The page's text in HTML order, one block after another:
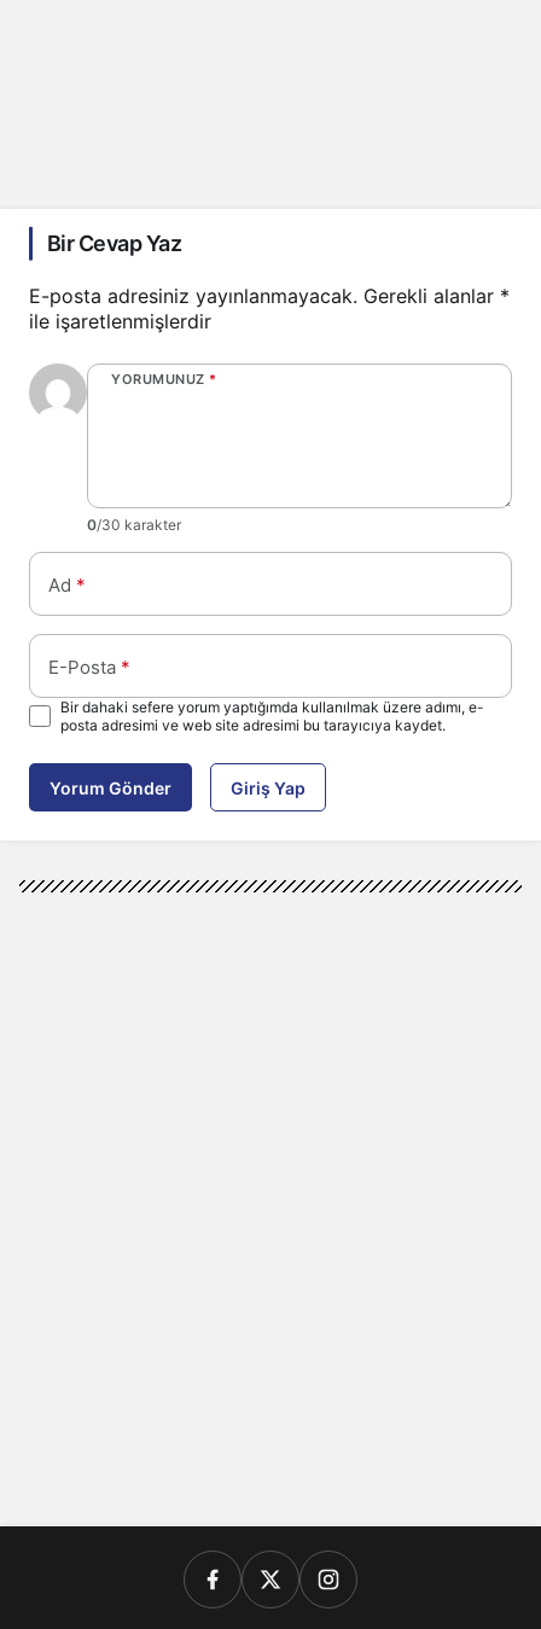
Bir Cevap Yaz
E-posta adresiniz yayınlanmayacak. Gerekli alanlar *
ile işaretlenmişlerdir
YORUMUNUZ *
0/30 karakter
Ad *
E-Posta *
Bir dahaki sefere yorum yaptığımda kullanılmak üzere adımı, e-
posta adresimi ve web site adresimi bu tarayıcıya kaydet.
Yorum Gönder Giriş Yap